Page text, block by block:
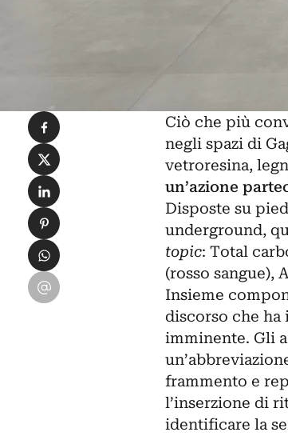
Ciò che più
negli spazi di
vetroresina,
un’azione
Disposte su
underground,
topic: Total
(rosso sangue),
Insieme
discorso che
imminente. Gli
frammento e
l’inserzione di
identificare la
Condividi su Facebook
Condividi su X
Condividi su LinkedIn
Condividi su Pinterest
Condividi su WhatsApp
Condividi su Email